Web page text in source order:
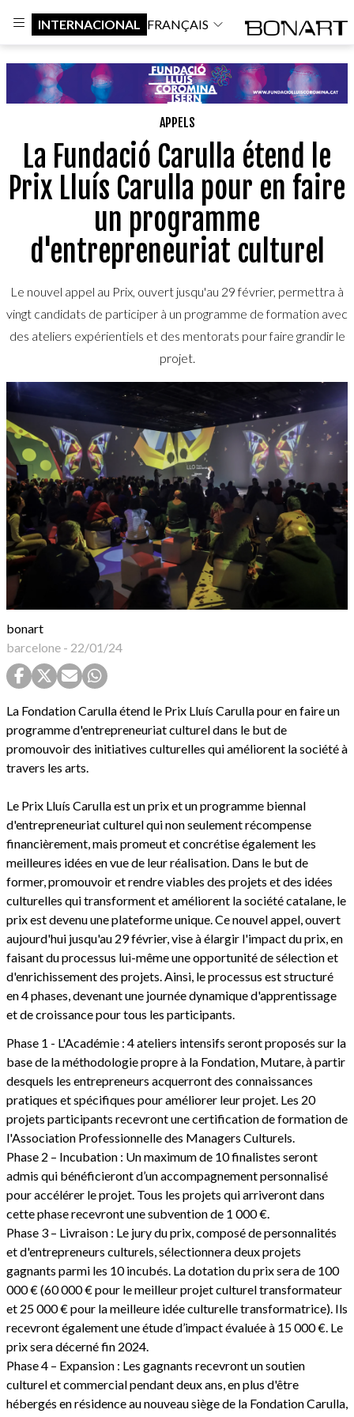
INTERNACIONAL FRANÇAIS
APPELS
La Fundació Carulla étend le
Prix Lluís Carulla pour en faire
un programme
d'entrepreneuriat culturel
Le nouvel appel au Prix, ouvert jusqu'au 29 février, permettra à
vingt candidats de participer à un programme de formation avec
des ateliers expérientiels et des mentorats pour faire grandir le
projet.
bonart
barcelone - 22/01/24
La Fondation Carulla étend le Prix Lluís Carulla pour en faire un
programme d'entrepreneuriat culturel dans le but de
promouvoir des initiatives culturelles qui améliorent la société à
travers les arts.
Le Prix Lluís Carulla est un prix et un programme biennal
d'entrepreneuriat culturel qui non seulement récompense
financièrement, mais promeut et concrétise également les
meilleures idées en vue de leur réalisation. Dans le but de
former, promouvoir et rendre viables des projets et des idées
culturelles qui transforment et améliorent la société catalane, le
prix est devenu une plateforme unique. Ce nouvel appel, ouvert
aujourd'hui jusqu'au 29 février, vise à élargir l'impact du prix, en
faisant du processus lui-même une opportunité de sélection et
d'enrichissement des projets. Ainsi, le processus est structuré
en 4 phases, devenant une journée dynamique d'apprentissage
et de croissance pour tous les participants.
Phase 1 - L'Académie : 4 ateliers intensifs seront proposés sur la
base de la méthodologie propre à la Fondation, Mutare, à partir
desquels les entrepreneurs acquerront des connaissances
pratiques et spécifiques pour améliorer leur projet. Les 20
projets participants recevront une certification de formation de
l'Association Professionnelle des Managers Culturels.
Phase 2 – Incubation : Un maximum de 10 finalistes seront
admis qui bénéficieront d’un accompagnement personnalisé
pour accélérer le projet. Tous les projets qui arriveront dans
cette phase recevront une subvention de 1 000 €.
Phase 3 – Livraison : Le jury du prix, composé de personnalités
et d'entrepreneurs culturels, sélectionnera deux projets
gagnants parmi les 10 incubés. La dotation du prix sera de 100
000 € (60 000 € pour le meilleur projet culturel transformateur
et 25 000 € pour la meilleure idée culturelle transformatrice). Ils
recevront également une étude d’impact évaluée à 15 000 €. Le
prix sera décerné fin 2024.
Phase 4 – Expansion : Les gagnants recevront un soutien
culturel et commercial pendant deux ans, en plus d'être
hébergés en résidence au nouveau siège de la Fondation Carulla,